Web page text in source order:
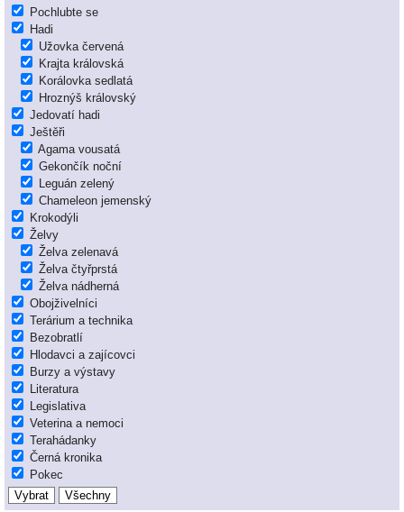
Pochlubte se
Hadi
Užovka červená
Krajta královská
Korálovka sedlatá
Hroznýš královský
Jedovatí hadi
Ještěři
Agama vousatá
Gekončík noční
Leguán zelený
Chameleon jemenský
Krokodýli
Želvy
Želva zelenavá
Želva čtyřprstá
Želva nádherná
Obojživelníci
Terárium a technika
Bezobratlí
Hlodavci a zajícovci
Burzy a výstavy
Literatura
Legislativa
Veterina a nemoci
Terahádanky
Černá kronika
Pokec